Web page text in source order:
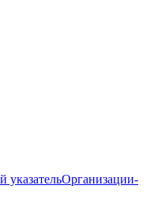
указательОрганизации-